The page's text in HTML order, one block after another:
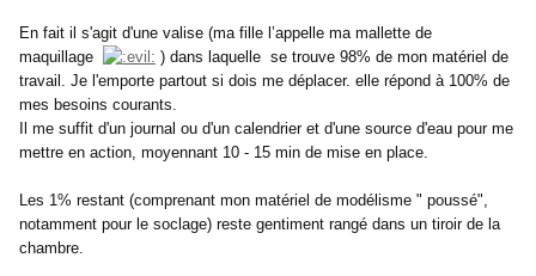
En fait il s'agit d'une valise (ma fille l’appelle ma mallette de
maquillage
) dans laquelle se trouve 98% de mon matériel de
travail. Je l'emporte partout si dois me déplacer. elle répond à 100% de
mes besoins courants.
Il me suffit d'un journal ou d'un calendrier et d'une source d'eau pour me
mettre en action, moyennant 10 - 15 min de mise en place.
Les 1% restant (comprenant mon matériel de modélisme " poussé",
notamment pour le soclage) reste gentiment rangé dans un tiroir de la
chambre.